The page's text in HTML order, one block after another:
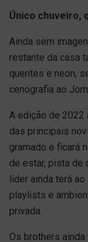
Único chuveiro,
Ainda sem
restante da casa
quentes e neon,
cenografia ao
A edição de 2022
das principais
gramado e ficará
de estar, pista de
líder ainda terá
playlists e
privada.
Os brothers